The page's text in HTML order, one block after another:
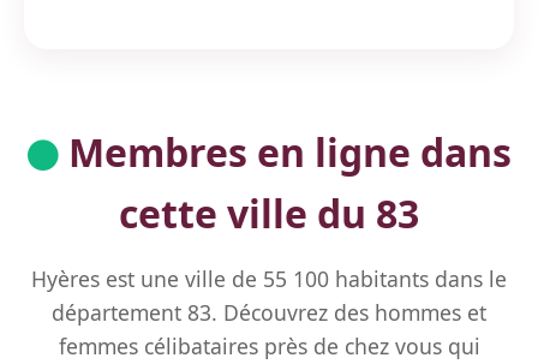
Membres en ligne dans
cette ville du 83
Hyères est une ville de 55 100 habitants dans le
département 83. Découvrez des hommes et
femmes célibataires près de chez vous qui